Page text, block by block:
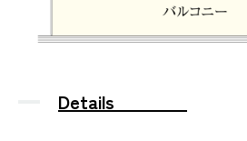
Details